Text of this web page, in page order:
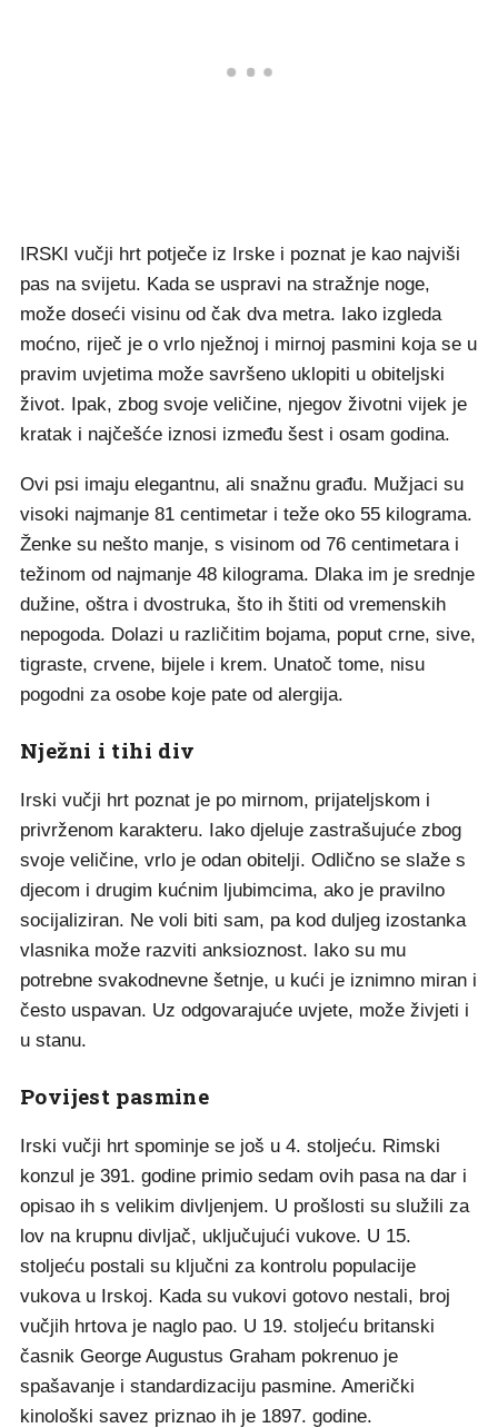
IRSKI vučji hrt potječe iz Irske i poznat je kao najviši
pas na svijetu. Kada se uspravi na stražnje noge,
može doseći visinu od čak dva metra. Iako izgleda
moćno, riječ je o vrlo nježnoj i mirnoj pasmini koja se u
pravim uvjetima može savršeno uklopiti u obiteljski
život. Ipak, zbog svoje veličine, njegov životni vijek je
kratak i najčešće iznosi između šest i osam godina.
Ovi psi imaju elegantnu, ali snažnu građu. Mužjaci su
visoki najmanje 81 centimetar i teže oko 55 kilograma.
Ženke su nešto manje, s visinom od 76 centimetara i
težinom od najmanje 48 kilograma. Dlaka im je srednje
dužine, oštra i dvostruka, što ih štiti od vremenskih
nepogoda. Dolazi u različitim bojama, poput crne, sive,
tigraste, crvene, bijele i krem. Unatoč tome, nisu
pogodni za osobe koje pate od alergija.
Nježni i tihi div
Irski vučji hrt poznat je po mirnom, prijateljskom i
privrženom karakteru. Iako djeluje zastrašujuće zbog
svoje veličine, vrlo je odan obitelji. Odlično se slaže s
djecom i drugim kućnim ljubimcima, ako je pravilno
socijaliziran. Ne voli biti sam, pa kod duljeg izostanka
vlasnika može razviti anksioznost. Iako su mu
potrebne svakodnevne šetnje, u kući je iznimno miran i
često uspavan. Uz odgovarajuće uvjete, može živjeti i
u stanu.
Povijest pasmine
Irski vučji hrt spominje se još u 4. stoljeću. Rimski
konzul je 391. godine primio sedam ovih pasa na dar i
opisao ih s velikim divljenjem. U prošlosti su služili za
lov na krupnu divljač, uključujući vukove. U 15.
stoljeću postali su ključni za kontrolu populacije
vukova u Irskoj. Kada su vukovi gotovo nestali, broj
vučjih hrtova je naglo pao. U 19. stoljeću britanski
časnik George Augustus Graham pokrenuo je
spašavanje i standardizaciju pasmine. Američki
kinološki savez priznao ih je 1897. godine.